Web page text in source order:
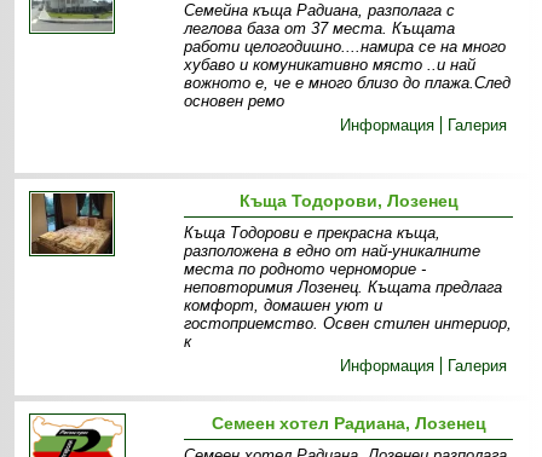
Семейна къща Радиана, разполага с
леглова база от 37 места. Къщата
работи целогодишно....намира се на много
хубаво и комуникативно място ..и най
вожното е, че е много близо до плажа.След
основен ремо
Информация
Галерия
Къща Тодорови, Лозенец
Къща Тодорови е прекрасна къща,
разположена в едно от най-уникалните
места по родното черноморие -
неповторимия Лозенец. Къщата предлага
комфорт, домашен уют и
гостоприемство. Освен стилен интериор,
к
Информация
Галерия
Семеен хотел Радиана, Лозенец